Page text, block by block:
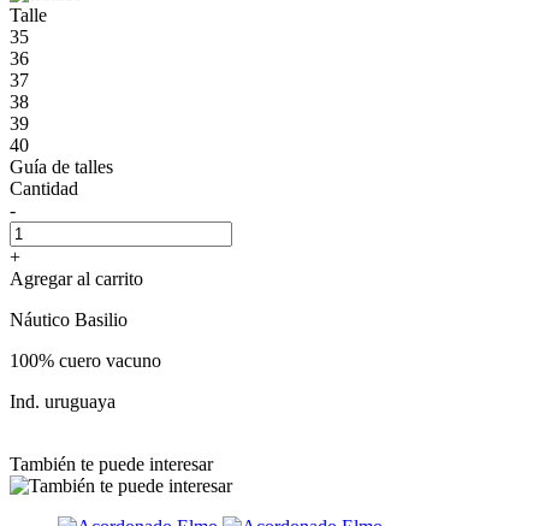
Talle
35
36
37
38
39
40
Guía de talles
Cantidad
-
+
Agregar al carrito
Náutico Basilio
100% cuero vacuno
Ind. uruguaya
También te puede interesar